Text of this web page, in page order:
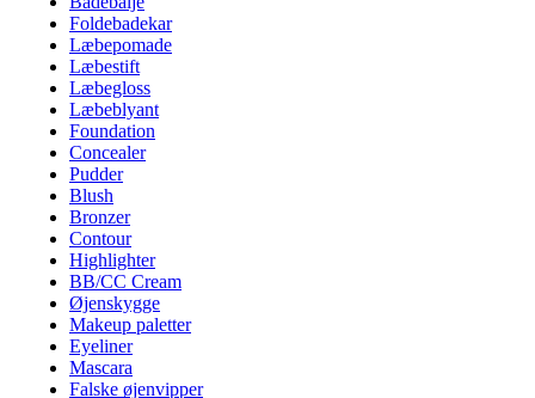
Foldebadekar
Læbepomade
Læbestift
Læbegloss
Læbeblyant
Foundation
Concealer
Pudder
Blush
Bronzer
Contour
Highlighter
BB/CC Cream
Øjenskygge
Makeup paletter
Eyeliner
Mascara
Falske øjenvipper